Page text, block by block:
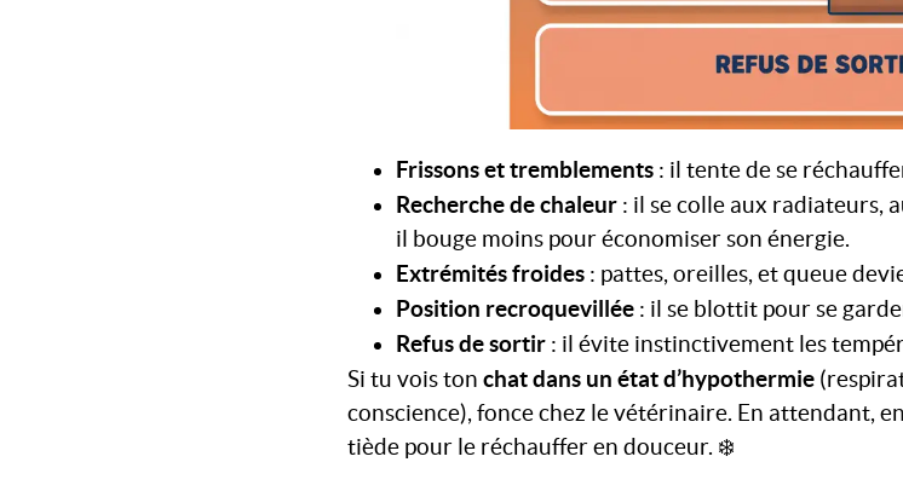
Frissons et tremblements : il tente de se
Recherche de chaleur : il se colle aux radiateurs,
il bouge moins pour économiser son énergie.
Extrémités froides : pattes, oreilles, et queue
Position recroquevillée : il se blottit pour se
Refus de sortir : il évite instinctivement les
Si tu vois ton chat dans un état d’hypothermie
conscience), fonce chez le vétérinaire. En attendant,
tiède pour le réchauffer en douceur. ❄️